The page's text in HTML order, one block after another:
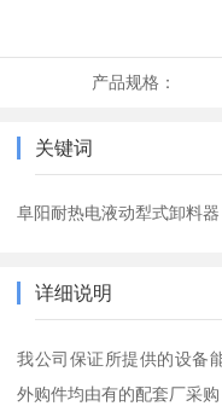
产品规格：
关键词
阜阳耐热电液动犁式卸料器
详细说明
我公司保证所提供的设备
外购件均由有的配套厂采